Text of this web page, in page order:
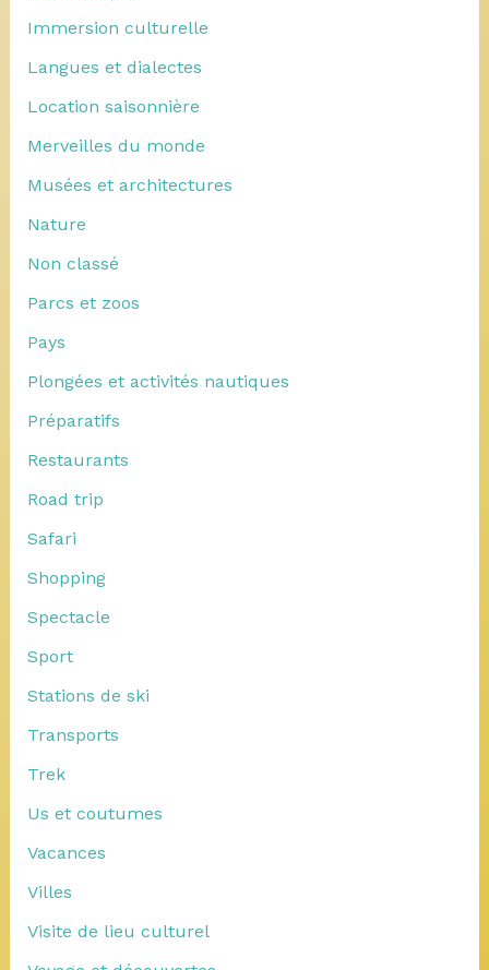
Immersion culturelle
Langues et dialectes
Location saisonnière
Merveilles du monde
Musées et architectures
Nature
Non classé
Parcs et zoos
Pays
Plongées et activités nautiques
Préparatifs
Restaurants
Road trip
Safari
Shopping
Spectacle
Sport
Stations de ski
Transports
Trek
Us et coutumes
Vacances
Villes
Visite de lieu culturel